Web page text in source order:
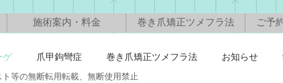
施術案内・料金 巻き爪矯正ツメフラ法 ご予
ゲ 爪甲鉤彎症 巻き爪矯正ツメフラ法 お知らせ
等の無断転用転載、無断使用禁止